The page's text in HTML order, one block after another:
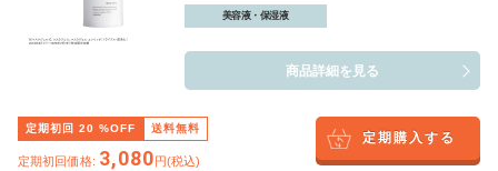
美容液・保湿液
商品詳細を見る
定期初回 20 %OFF 送料無料
定期初回価格: 3,080円(税込)
定期購入する